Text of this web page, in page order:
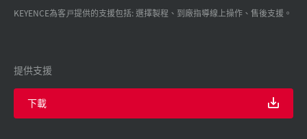
KEYENCE為客戸提供的支援包括: 選擇製程、到廠指導線上操作、售後支援。
提供支援
下載